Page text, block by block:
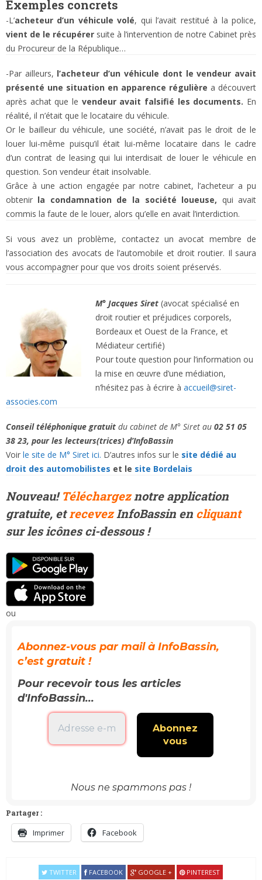
Exemples concrets
-L’acheteur d’un véhicule volé, qui l’avait restitué à la police,
vient de le récupérersuite à l’intervention de notre Cabinet près
du Procureur de la République…
-Par ailleurs, l’acheteur d’un véhicule dont le vendeur avait
présenté une situation en apparence régulière a découvert
après achat que le vendeur avait falsifié les documents. En
réalité, il n’était que le locataire du véhicule.
Or le bailleur du véhicule, une société, n’avait pas le droit de le
louer lui-même puisqu’il était lui-même locataire dans le cadre
d’un contrat de leasing qui lui interdisait de louer le véhicule en
question. Son vendeur était insolvable.
Grâce à une action engagée par notre cabinet, l’acheteur a pu
obtenir la condamnation de la société loueuse, qui avait
commis la faute de le louer, alors qu’elle en avait l’interdiction.
Si vous avez un problème, contactez un avocat membre de
l’association des avocats de l’automobile et droit routier. Il saura
vous accompagner pour que vos droits soient préservés.
M° Jacques Siret(avocat spécialisé en
droit routier et préjudices corporels,
Bordeaux et Ouest de la France, et
Médiateur certifié)
Pour toute question pour l’information ou
la mise en œuvre d’une médiation,
n’hésitez pas à écrire à accueil@siret-
associes.com
Conseil téléphonique gratuit du cabinet de M° Siretau 02 51 05
38 23, pour les lecteurs(trices) d’InfoBassin
Voir le site de M° Siret ici. D’autres infos sur le site dédié au
droit des automobilistes et le site Bordelais
Nouveau!Téléchargeznotre application
gratuite, etrecevezInfoBassin en cliquant
sur les icônes ci-dessous !
ou
Abonnez-vous par mail à InfoBassin,
c’est gratuit !
Pour recevoir tous les articles
d'InfoBassin...
Nous ne spammons pas !
Partager :
Imprimer Facebook
TWITTER FACEBOOK GOOGLE + PINTEREST